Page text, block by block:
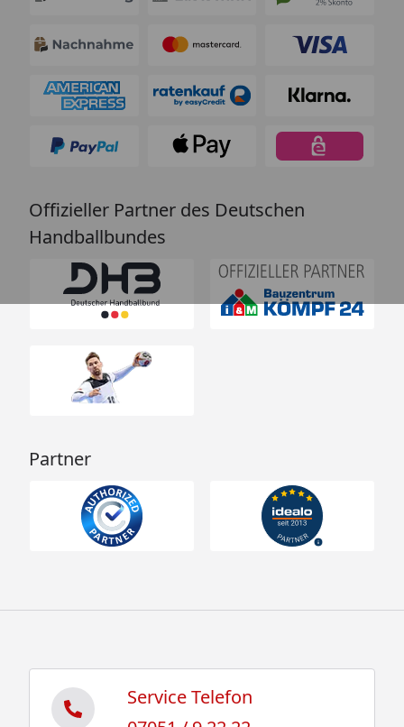
Offizieller Partner des Deutschen
Handballbundes
Partner
Service Telefon